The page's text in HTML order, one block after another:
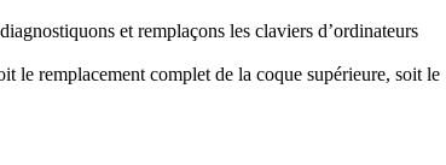
et remplaçons les claviers d’ordinateurs
le remplacement complet de la coque supérieure, soit le